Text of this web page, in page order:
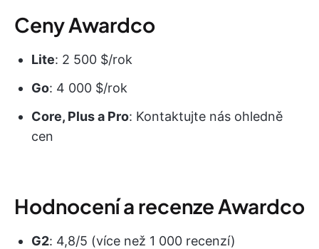
Ceny Awardco
Lite: 2 500 $/rok
Go: 4 000 $/rok
Core, Plus a Pro: Kontaktujte nás ohledně
cen
Hodnocení a recenze Awardco
G2: 4,8/5 (více než 1 000 recenzí)